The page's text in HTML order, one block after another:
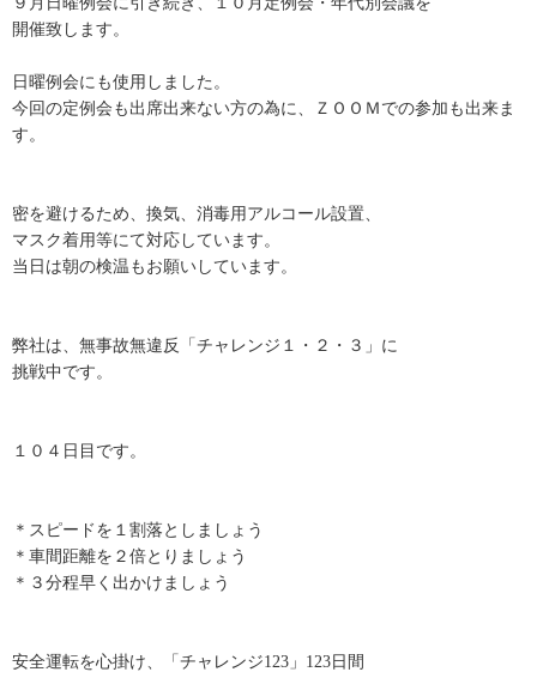
開催致します。
日曜例会にも使用しました。
今回の定例会も出席出来ない方の為に、ＺＯＯＭでの参加も出来ま
す。
密を避けるため、換気、消毒用アルコール設置、
マスク着用等にて対応しています。
当日は朝の検温もお願いしています。
弊社は、無事故無違反「チャレンジ１・２・３」に
挑戦中です。
１０４日目です。
＊スピードを１割落としましょう
＊車間距離を２倍とりましょう
＊３分程早く出かけましょう
安全運転を心掛け、「チャレンジ123」123日間